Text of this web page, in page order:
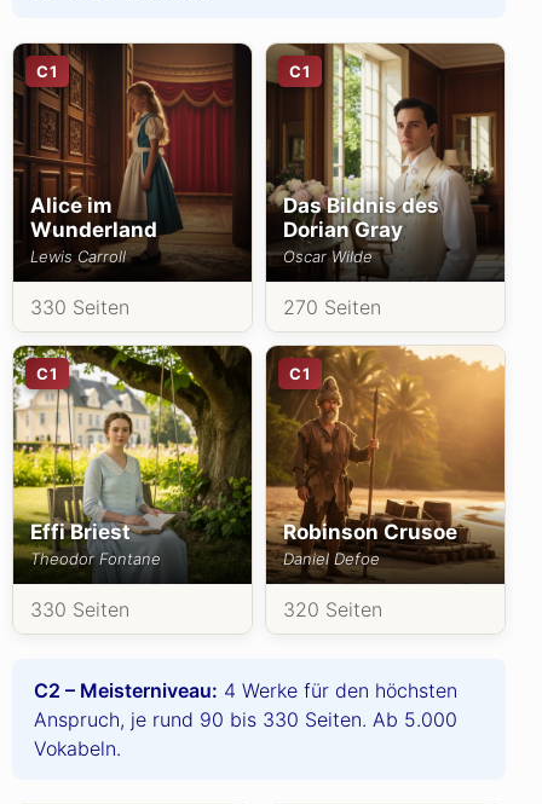
C1
Alice im
Wunderland
Lewis Carroll
330 Seiten
C1
Das Bildnis des
Dorian Gray
Oscar Wilde
270 Seiten
C1
Effi Briest
Theodor Fontane
330 Seiten
C1
Robinson Crusoe
Daniel Defoe
320 Seiten
C2 – Meisterniveau: 4 Werke für den höchsten
Anspruch, je rund 90 bis 330 Seiten. Ab 5.000
Vokabeln.